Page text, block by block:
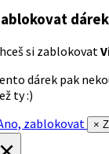
dárek
si zablokovat
dárek pak
ty :)
zablokovat
×